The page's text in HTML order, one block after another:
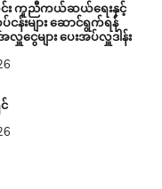
း ကူညီကယ်ဆယ်ရေးနှင့်
န်းများ ဆောင်ရွက်ရန်
ေများ ပေးအပ်လှူဒါန်း